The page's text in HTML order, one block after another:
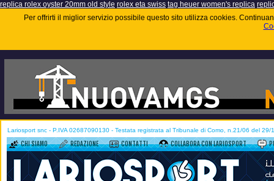
replica rolex oyster 20mm old style rolex eta swiss tag heuer women's replica
Per offrirti il miglior servizio possibile questo sito utilizza cookies.
Lariosport snc - P.IVA 02687090130 - Testata registrata al Tribunale di Como, n.21/06 del 29/
CHI SIAMO REDAZIONE CONTATTI COLLABORA CON LARIOSPORT